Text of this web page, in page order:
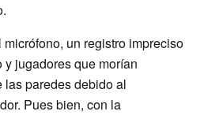
un registro impreciso
jugadores que morían
las paredes debido al
Pues bien, con la